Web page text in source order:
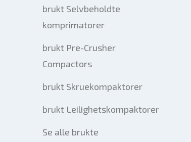
brukt Selvbeholdte
komprimatorer
brukt Pre-Crusher
Compactors
brukt Skruekompaktorer
brukt Leilighetskompaktorer
Se alle brukte